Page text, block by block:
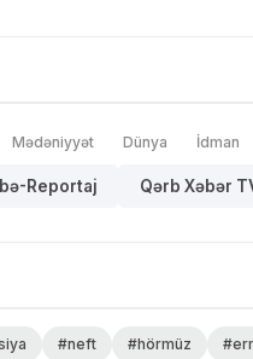
Mədəniyyət Dünya İdman
Reportaj Qərb Xəbər
#neft #hörmüz